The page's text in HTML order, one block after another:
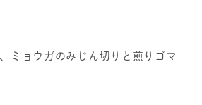
ミョウガのみじん切りと煎りゴマ